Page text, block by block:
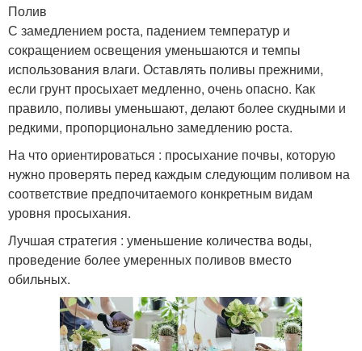
Полив
С замедлением роста, падением температур и
сокращением освещения уменьшаются и темпы
использования влаги. Оставлять поливы прежними,
если грунт просыхает медленно, очень опасно. Как
правило, поливы уменьшают, делают более скудными и
редкими, пропорционально замедлению роста.
На что ориентироваться : просыхание почвы, которую
нужно проверять перед каждым следующим поливом на
соответствие предпочитаемого конкретным видам
уровня просыхания.
Лучшая стратегия : уменьшение количества воды,
проведение более умеренных поливов вместо
обильных.